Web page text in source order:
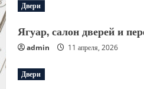
Двери
Ягуар, салон дверей и
admin 11 апреля, 2026
Двери